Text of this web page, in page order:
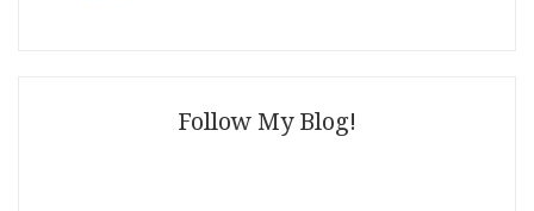
Follow My Blog!